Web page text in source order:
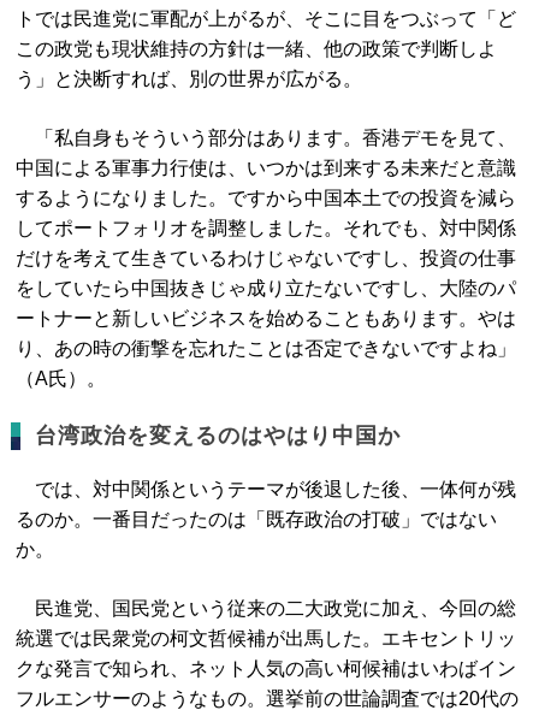
トでは民進党に軍配が上がるが、そこに目をつぶって「ど
この政党も現状維持の方針は一緒、他の政策で判断しよ
う」と決断すれば、別の世界が広がる。
「私自身もそういう部分はあります。香港デモを見て、
中国による軍事力行使は、いつかは到来する未来だと意識
するようになりました。ですから中国本土での投資を減ら
してポートフォリオを調整しました。それでも、対中関係
だけを考えて生きているわけじゃないですし、投資の仕事
をしていたら中国抜きじゃ成り立たないですし、大陸のパ
ートナーと新しいビジネスを始めることもあります。やは
り、あの時の衝撃を忘れたことは否定できないですよね」
（A氏）。
台湾政治を変えるのはやはり中国か
では、対中関係というテーマが後退した後、一体何が残
るのか。一番目だったのは「既存政治の打破」ではない
か。
民進党、国民党という従来の二大政党に加え、今回の総
統選では民衆党の柯文哲候補が出馬した。エキセントリッ
クな発言で知られ、ネット人気の高い柯候補はいわばイン
フルエンサーのようなもの。選挙前の世論調査では20代の